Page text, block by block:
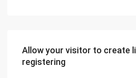
Allow your visitor to create
registering